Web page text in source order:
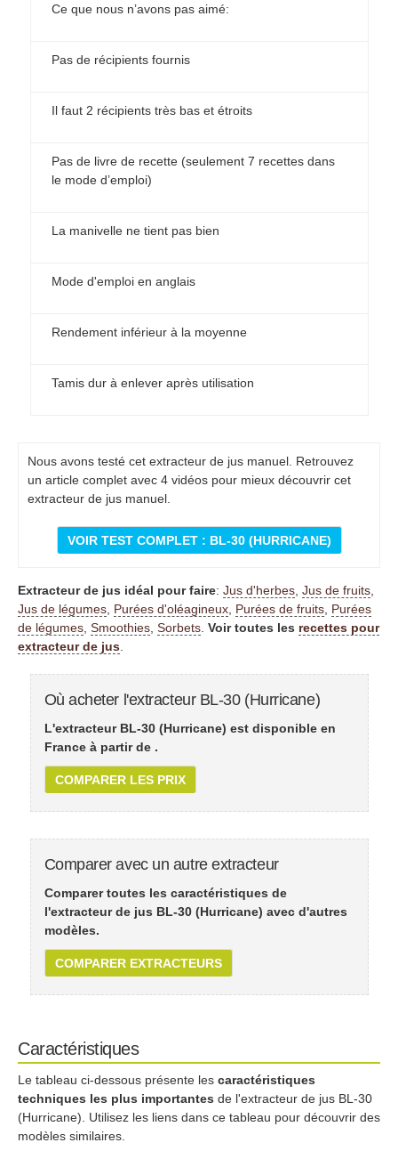
Ce que nous n’avons pas aimé:
Pas de récipients fournis
Il faut 2 récipients très bas et étroits
Pas de livre de recette (seulement 7 recettes dans
le mode d’emploi)
La manivelle ne tient pas bien
Mode d'emploi en anglais
Rendement inférieur à la moyenne
Tamis dur à enlever après utilisation
Nous avons testé cet extracteur de jus manuel. Retrouvez
un article complet avec 4 vidéos pour mieux découvrir cet
extracteur de jus manuel.
VOIR TEST COMPLET : BL-30 (HURRICANE)
Extracteur de jus idéal pour faire: Jus d'herbes Jus de fruits
Jus de légumes Purées d'oléagineux Purées de fruits Purées
de légumes Smoothies Sorbets Voir toutes les recettes pour
extracteur de jus
Où acheter l'extracteur BL-30 (Hurricane)
L'extracteur BL-30 (Hurricane) est disponible en
France à partir de .
COMPARER LES PRIX
Comparer avec un autre extracteur
Comparer toutes les caractéristiques de
l'extracteur de jus BL-30 (Hurricane) avec d'autres
modèles.
COMPARER EXTRACTEURS
Caractéristiques
Le tableau ci-dessous présente les caractéristiques
techniques les plus importantes de l'extracteur de jus BL-30
(Hurricane). Utilisez les liens dans ce tableau pour découvrir des
modèles similaires.